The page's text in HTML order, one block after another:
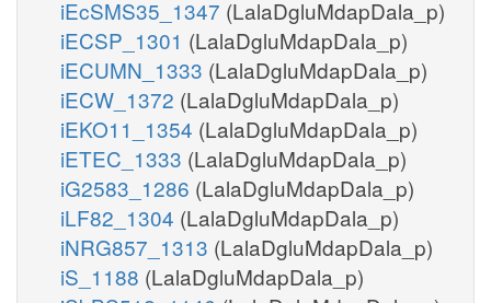
iEcSMS35_1347 (LalaDgluMdapDala_p)
iECSP_1301 (LalaDgluMdapDala_p)
iECUMN_1333 (LalaDgluMdapDala_p)
iECW_1372 (LalaDgluMdapDala_p)
iEKO11_1354 (LalaDgluMdapDala_p)
iETEC_1333 (LalaDgluMdapDala_p)
iG2583_1286 (LalaDgluMdapDala_p)
iLF82_1304 (LalaDgluMdapDala_p)
iNRG857_1313 (LalaDgluMdapDala_p)
iS_1188 (LalaDgluMdapDala_p)